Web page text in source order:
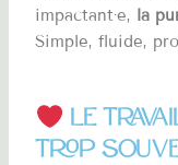
impactant·e, la
Simple, fluide,
Le
trop